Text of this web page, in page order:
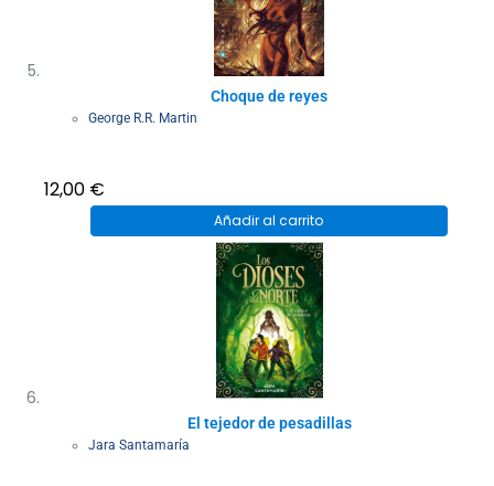
Choque de reyes
George R.R. Martin
12,00 €
Añadir al carrito
El tejedor de pesadillas
Jara Santamaría